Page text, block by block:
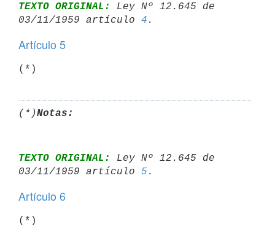
TEXTO ORIGINAL:
Ley Nº 12.645 de
03/11/1959 artículo 4
Artículo 5
(*)
(*)Notas:
TEXTO ORIGINAL:
Ley Nº 12.645 de
03/11/1959 artículo 5
Artículo 6
(*)